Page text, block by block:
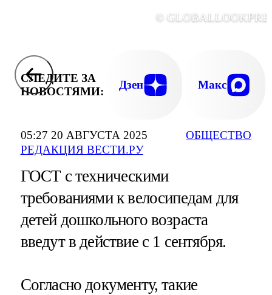
05:27 20 АВГУСТА 2025
РЕДАКЦИЯ ВЕСТИ.РУ
ОБЩЕСТВО
©
СЛЕДИТЕ ЗА
НОВОСТЯМИ:
Дзен Макс
ГОСТ с техническими
требованиями к велосипедам для
детей дошкольного возраста
введут в действие с 1 сентября.
Согласно документу, такие